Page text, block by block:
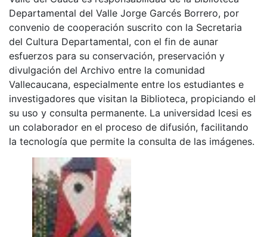
Departamental del Valle Jorge Garcés Borrero, por
convenio de cooperación suscrito con la Secretaria
del Cultura Departamental, con el fin de aunar
esfuerzos para su conservación, preservación y
divulgación del Archivo entre la comunidad
Vallecaucana, especialmente entre los estudiantes e
investigadores que visitan la Biblioteca, propiciando el
su uso y consulta permanente. La universidad Icesi es
un colaborador en el proceso de difusión, facilitando
la tecnología que permite la consulta de las imágenes.